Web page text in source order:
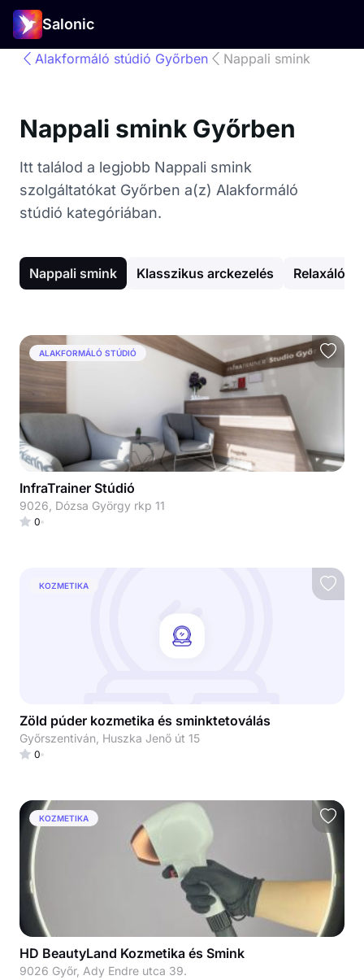
Salonic
Alakformáló stúdió Győrben Nappali smink
Nappali smink Győrben
Itt találod a legjobb Nappali smink
szolgáltatókat Győrben a(z) Alakformáló
stúdió kategóriában.
Nappali smink Klasszikus arckezelés Relaxáló
ALAKFORMÁLÓ STÚDIÓ
InfraTrainer Stúdió
9026, Dózsa György rkp 11
0
KOZMETIKA
Zöld púder kozmetika és sminktetoválás
Győrszentiván, Huszka Jenő út 15
0
KOZMETIKA
HD BeautyLand Kozmetika és Smink
9026 Győr, Ady Endre utca 39.